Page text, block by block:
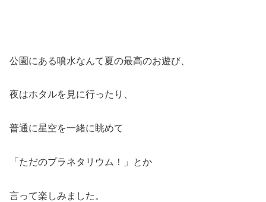
公園にある噴水なんて夏の最高のお遊び、
夜はホタルを見に行ったり、
普通に星空を一緒に眺めて
「ただのプラネタリウム！」とか
言って楽しみました。